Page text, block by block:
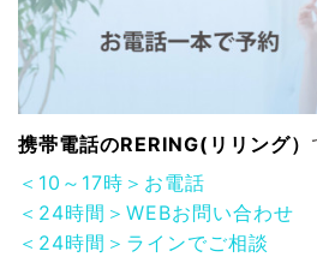
携帯電話のRERING(リリング）
＜10～17時＞お電話
＜24時間＞WEBお問い合わせ
＜24時間＞ラインでご相談